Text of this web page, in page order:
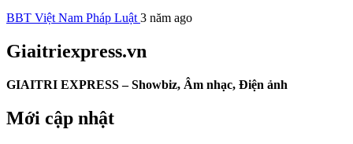
BBT Việt Nam Pháp Luật3 năm ago
Giaitriexpress.vn
GIAITRI EXPRESS – Showbiz, Âm nhạc, Điện ảnh
Mới cập nhật